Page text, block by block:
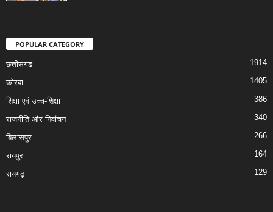
POPULAR CATEGORY
छत्तीसगढ़ 1914
कोरबा 1405
शिक्षा एवं उच्च-शिक्षा 386
राजनीति और निर्वाचन 340
बिलासपुर 266
रायपुर 164
रायगढ़ 129